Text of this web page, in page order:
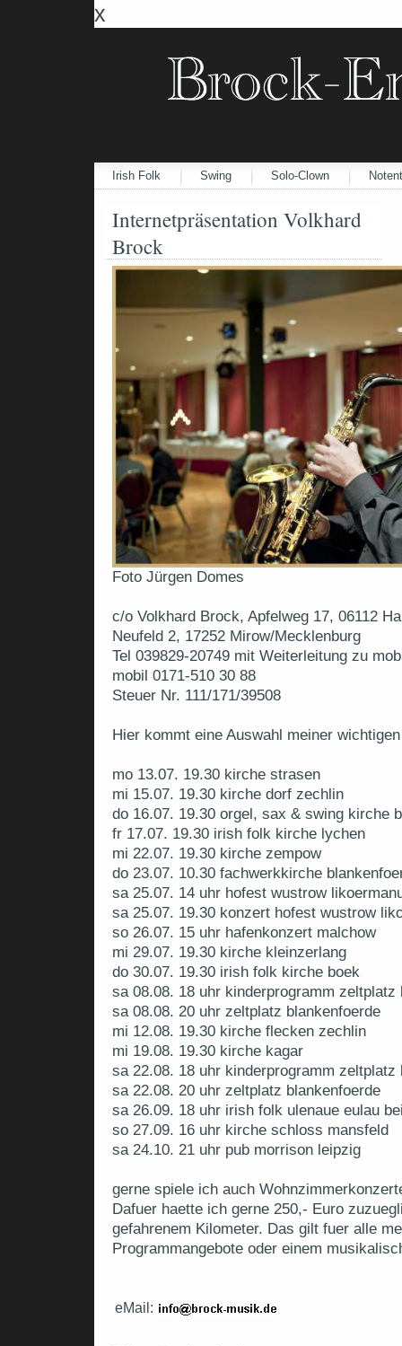
x
Irish Folk Swing Solo-Clown
Internetpräsentation Volkhard
Brock
Foto Jürgen Domes
c/o Volkhard Brock, Apfelweg 17, 06112
Neufeld 2, 17252 Mirow/Mecklenburg
Tel 039829-20749 mit Weiterleitung zu
mobil 0171-510 30 88
Steuer Nr. 111/171/39508
Hier kommt eine Auswahl meiner
mo 13.07. 19.30 kirche strasen
mi 15.07. 19.30 kirche dorf zechlin
do 16.07. 19.30 orgel, sax & swing kirche
fr 17.07. 19.30 irish folk kirche lychen
mi 22.07. 19.30 kirche zempow
do 23.07. 10.30 fachwerkkirche
sa 25.07. 14 uhr hofest wustrow
sa 25.07. 19.30 konzert hofest wustrow
so 26.07. 15 uhr hafenkonzert malchow
mi 29.07. 19.30 kirche kleinzerlang
do 30.07. 19.30 irish folk kirche boek
sa 08.08. 18 uhr kinderprogramm zeltplatz
sa 08.08. 20 uhr zeltplatz blankenfoerde
mi 12.08. 19.30 kirche flecken zechlin
mi 19.08. 19.30 kirche kagar
sa 22.08. 18 uhr kinderprogramm zeltplatz
sa 22.08. 20 uhr zeltplatz blankenfoerde
sa 26.09. 18 uhr irish folk ulenaue eulau
so 27.09. 16 uhr kirche schloss mansfeld
sa 24.10. 21 uhr pub morrison leipzig
gerne spiele ich auch
Dafuer haette ich gerne 250,- Euro
gefahrenem Kilometer. Das gilt fuer alle
Programmangebote oder einem
eMail: